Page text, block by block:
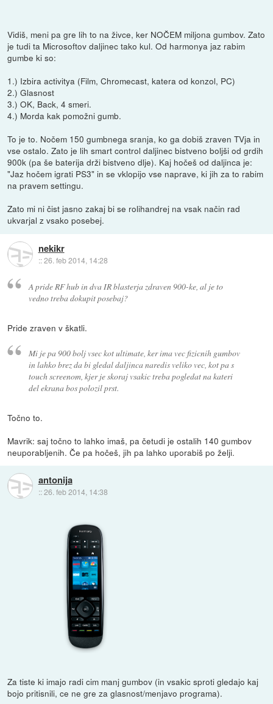
Vidiš, meni pa gre lih to na živce, ker NOČEM miljona gumbov. Zato
je tudi ta Microsoftov daljinec tako kul. Od harmonya jaz rabim
gumbe ki so:
1.) Izbira activitya (Film, Chromecast, katera od konzol, PC)
2.) Glasnost
3.) OK, Back, 4 smeri.
4.) Morda kak pomožni gumb.
To je to. Nočem 150 gumbnega sranja, ko ga dobiš zraven TVja in
vse ostalo. Zato je lih smart control daljinec bistveno boljši od grdih
900k (pa še baterija drži bistveno dlje). Kaj hočeš od daljinca je:
"Jaz hočem igrati PS3" in se vklopijo vse naprave, ki jih za to rabim
na pravem settingu.
Zato mi ni čist jasno zakaj bi se rolihandrej na vsak način rad
ukvarjal z vsako posebej.
nekikr
::26. feb 2014, 14:28
A pride RF hub in dva IR blasterja zdraven 900-ke, al je to
vedno treba dokupit posebaj?
Pride zraven v škatli.
Mi je pa 900 bolj vsec kot ultimate, ker ima vec fizicnih gumbov
in lahko brez da bi gledal daljinca naredis veliko vec, kot pa s
touch screenom, kjer je skoraj vsakic treba pogledat na kateri
del ekrana bos polozil prst.
Točno to.
Mavrik: saj točno to lahko imaš, pa četudi je ostalih 140 gumbov
neuporabljenih. Če pa hočeš, jih pa lahko uporabiš po želji.
antonija
::26. feb 2014, 14:38
Za tiste ki imajo radi cim manj gumbov (in vsakic sproti gledajo kaj
bojo pritisnili, ce ne gre za glasnost/menjavo programa).